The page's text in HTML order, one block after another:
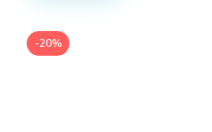
-20%